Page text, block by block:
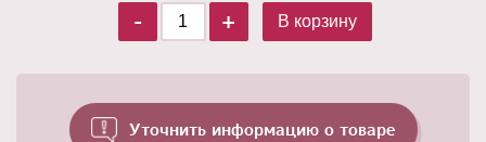
- + В корзину
Уточнить информацию о товаре